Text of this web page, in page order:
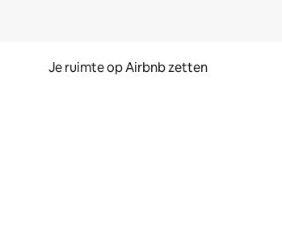
Je ruimte op Airbnb zetten